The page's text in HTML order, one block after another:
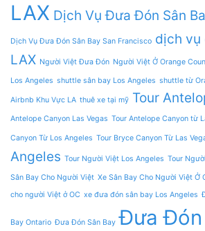
LAX Dịch Vụ Đưa Đón Sân
Dịch Vụ Đưa Đón Sân Bay San Francisco dịch vụ
LAX Người Việt Đưa Đón Người Việt Ở Orange
Los Angeles shuttle sân bay Los Angeles shuttle từ
Airbnb Khu Vực LA thuê xe tại mỹ Tour
Antelope Canyon Las Vegas Tour Antelope Canyon từ
Canyon Từ Los Angeles Tour Bryce Canyon Từ Las
Angeles Tour Người Việt Los Angeles Tour
Sân Bay Cho Người Việt Xe Sân Bay Cho Người Việt Ở
cho người Việt ở OC xe đưa đón sân bay Los Angeles
Bay Ontario Đưa Đón Sân Bay Đưa Đón